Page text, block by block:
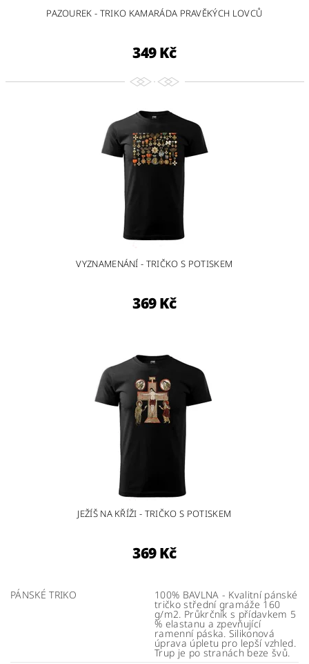
PAZOUREK - TRIKO KAMARÁDA PRAVĚKÝCH LOVCŮ
349 Kč
VYZNAMENÁNÍ - TRIČKO S POTISKEM
369 Kč
JEŽÍŠ NA KŘÍŽI - TRIČKO S POTISKEM
369 Kč
PÁNSKÉ TRIKO 100% BAVLNA - Kvalitní pánské
tričko střední gramáže 160
g/m2. Průkrčník s přídavkem 5
% elastanu a zpevňující
ramenní páska. Silikonová
úprava úpletu pro lepší vzhled.
Trup je po stranách beze švů.